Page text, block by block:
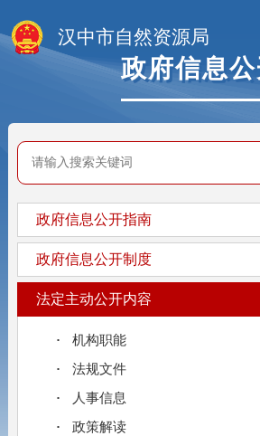
汉中市自然资源局
政府信息
政府信息公开指南
政府信息公开制度
法定主动公开内容
机构职能
法规文件
人事信息
政策解读